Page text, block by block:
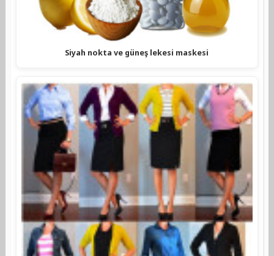
Siyah nokta ve güneş lekesi maskesi